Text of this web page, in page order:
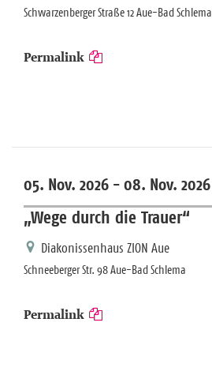
Schwarzenberger Straße 12 Aue-Bad Schlema
Permalink
05. Nov. 2026 -08. Nov. 2026
„Wege durch die Trauer“
Diakonissenhaus ZION Aue
Schneeberger Str. 98 Aue-Bad Schlema
Permalink